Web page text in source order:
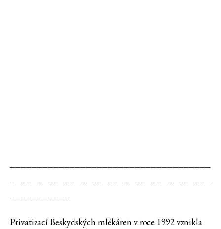
Privatizací Beskydských mlékáren v roce 1992 vznikla